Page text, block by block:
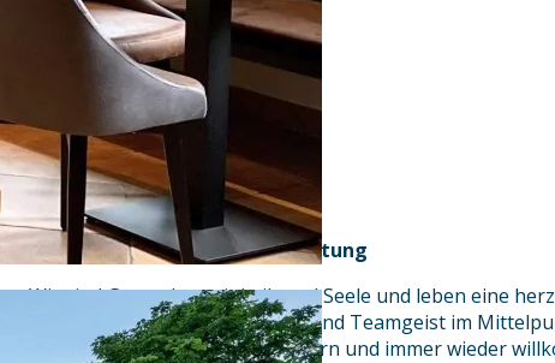
Unser Leitbild: Genuss mit Haltung
Wir sind Gastgeber mit Leib und Seele und leben eine
in der Wertschätzung, Qualität und Teamgeist im
es, Gäste nachhaltig zu begeistern und immer wieder